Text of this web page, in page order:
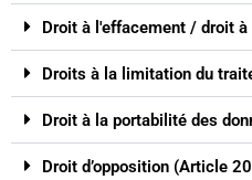
Droit à l'effacement / droit
Droits à la limitation du
Droit à la portabilité des
Droit d’opposition (Article